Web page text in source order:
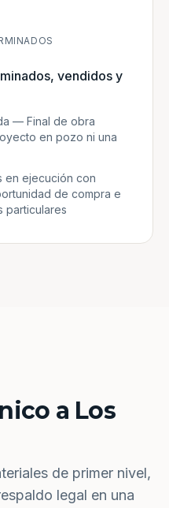
vendidos y
— Final de obra
en pozo ni una
en ejecución con
de compra e
particulares
a Los
de primer nivel,
legal en una